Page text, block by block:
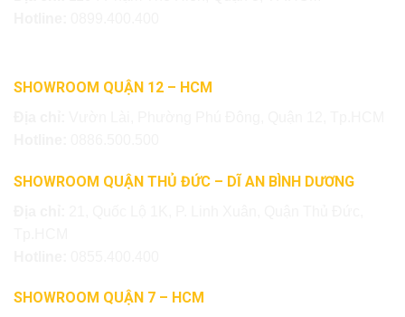
SHOWROOM QUẬN 12 – HCM
SHOWROOM QUẬN THỦ ĐỨC – DĨ AN BÌNH DƯƠNG
SHOWROOM QUẬN 7 – HCM